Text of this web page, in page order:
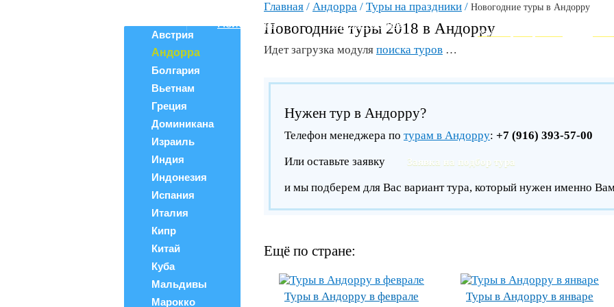
Поиск тура Горящие туры
ВЕРШИНА СОВРЕМЕННОГО
Как забронировать
Австрия
Андорра
Болгария
Вьетнам
Греция
Доминикана
Израиль
Индия
Индонезия
Испания
Италия
Кипр
Китай
Куба
Мальдивы
Марокко
Главная / Андорра / Туры на праздники / Новогодние туры в Андорру
Новогодние туры 2018 в Андорру
Идет загрузка модуля поиска туров …
Нужен тур в Андорру?
Телефон менеджера по турам в Андорру: +7 (916) 393-57-00
Или оставьте заявку
Заявка на подбор тура
и мы подберем для Вас вариант тура, который нужен именно
Ещё по стране:
Туры в Андорру в феврале Туры в Андорру в январе